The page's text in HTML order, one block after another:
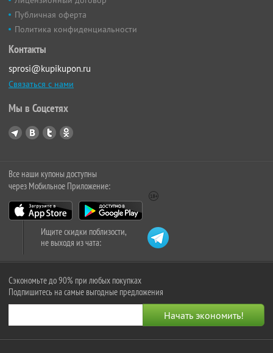
Публичная оферта
Политика конфиденциальности
Контакты
sprosi@kupikupon.ru
Связаться с нами
Мы в Соцсетях
Все наши купоны доступны
через Мобильное Приложение:
Ищите скидки поблизости,
не выходя из чата:
Сэкономьте до 90% при любых покупках
Подпишитесь на самые выгодные предложения